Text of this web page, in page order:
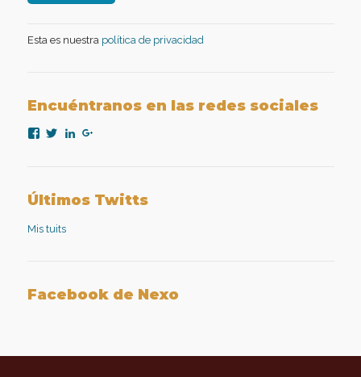
Esta es nuestra política de privacidad
Encuéntranos en las redes sociales
Ver
Facebook
Ver
Twitter
Ver
aplicadaGoogle+
Últimos Twitts
Mis tuits
Facebook de Nexo